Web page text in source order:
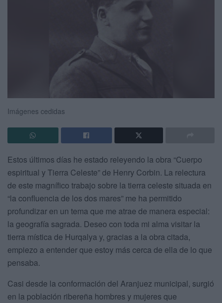
Imágenes cedidas
Estos últimos días he estado releyendo la obra “Cuerpo
espiritual y Tierra Celeste” de Henry Corbin. La relectura
de este magnífico trabajo sobre la tierra celeste situada en
“la confluencia de los dos mares” me ha permitido
profundizar en un tema que me atrae de manera especial:
la geografía sagrada. Deseo con toda mi alma visitar la
tierra mística de Hurqalya y, gracias a la obra citada,
empiezo a entender que estoy más cerca de ella de lo que
pensaba.
Casi desde la conformación del Aranjuez municipal, surgió
en la población ribereña hombres y mujeres que